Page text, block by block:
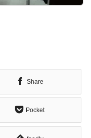
Share
Pocket